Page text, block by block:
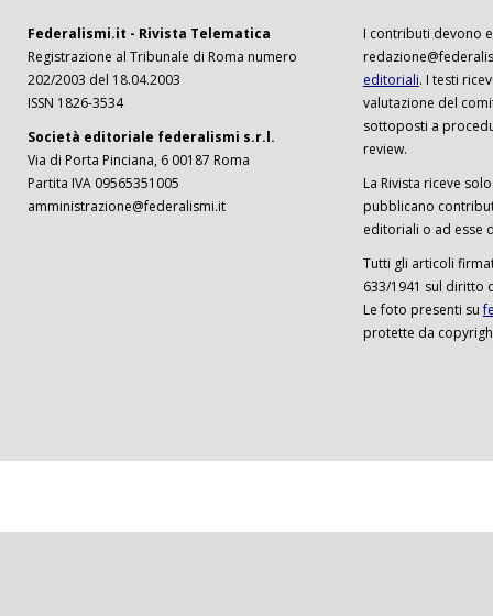
Federalismi.it - Rivista Telematica
Registrazione al Tribunale di Roma numero
202/2003 del 18.04.2003
ISSN 1826-3534
Società editoriale federalismi s.r.l.
Via di Porta Pinciana, 6 00187 Roma
Partita IVA 09565351005
amministrazione@federalismi.it
I contributi devono
editoriali. I testi
valutazione del
sottoposti a
review.
La Rivista riceve
pubblicano
editoriali o ad esse
Tutti gli articoli
633/1941 sul diritto
Le foto presenti su
protette da